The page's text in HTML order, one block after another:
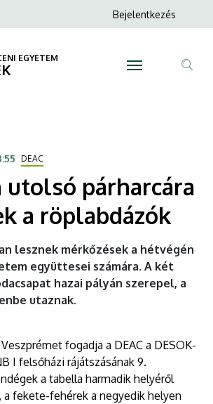
Anonim
menüje
Bejelentkezés
EGYETEM
DEAC
utolsó párharcára
a röplabdázók
lesznek mérkőzések a hétvégén
együttesei számára. A két
hazai pályán szerepel, a
utaznak.
fogadja a DEAC a DESOK-
I felsőházi rájátszásának 9.
a tabella harmadik helyéről
fekete-fehérek a negyedik helyen